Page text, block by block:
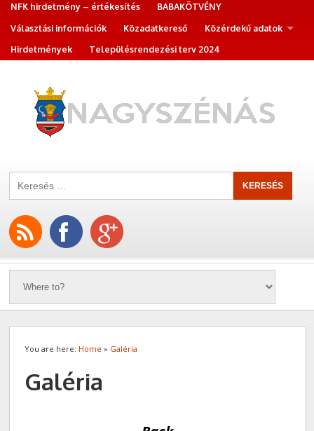
NFK hirdetmény – értékesítés
BABAKÖTVÉNY
Választási információk
Közadatkereső
Közérdekű adatok
Hirdetmények
Településrendezési terv 2024
You are here: Home » Galéria
Galéria